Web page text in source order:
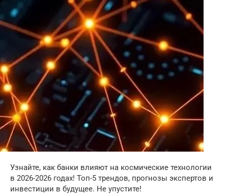
Узнайте, как банки влияют на космические технологии
в 2026-2026 годах! Топ-5 трендов, прогнозы экспертов и
инвестиции в будущее. Не упустите!